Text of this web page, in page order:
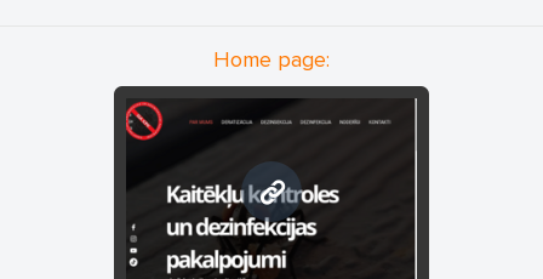
Home page:
www.kpk.lv